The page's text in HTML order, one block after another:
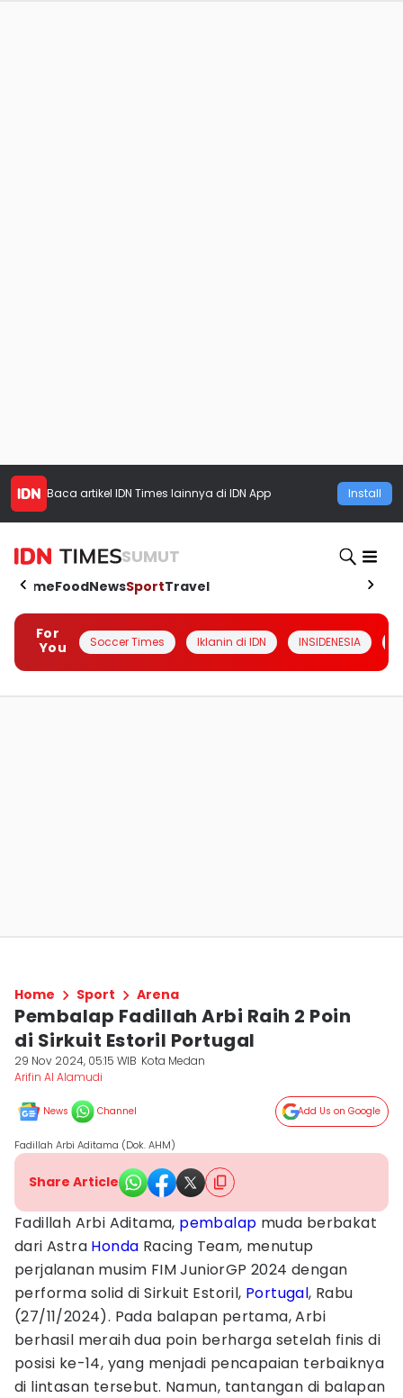
Baca artikel IDN Times lainnya di IDN App Install
SUMUT
HomeFoodNewsSportTravel
For
You
Soccer Times Iklanin di IDN INSIDENESIA
Home Sport Arena
Pembalap Fadillah Arbi Raih 2 Poin
di Sirkuit Estoril Portugal
29 Nov 2024, 05:15 WIB Kota Medan
Arifin Al Alamudi
News Channel Add Us on Google
Fadillah Arbi Aditama (Dok. AHM)
Share Article
Fadillah Arbi Aditama, pembalap muda berbakat
dari Astra Honda Racing Team, menutup
perjalanan musim FIM JuniorGP 2024 dengan
performa solid di Sirkuit Estoril, Portugal, Rabu
(27/11/2024). Pada balapan pertama, Arbi
berhasil meraih dua poin berharga setelah finis di
posisi ke-14, yang menjadi pencapaian terbaiknya
di lintasan tersebut. Namun, tantangan di balapan